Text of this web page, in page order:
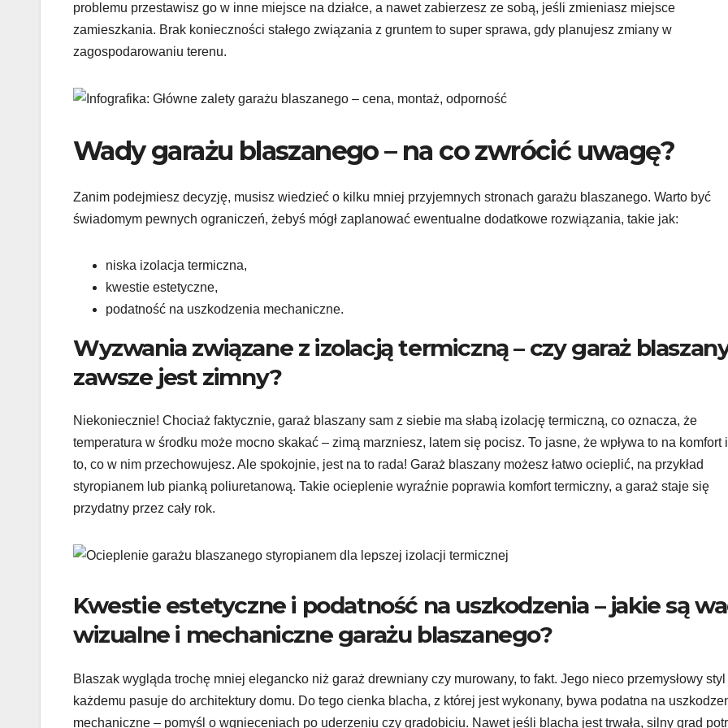
problemu przestawisz go w inne miejsce na działce, a nawet zabierzesz ze sobą, jeśli zmieniasz miejsce
zamieszkania. Brak konieczności stałego związania z gruntem to super sprawa, gdy planujesz zmiany w
zagospodarowaniu terenu.
Wady garażu blaszanego – na co zwrócić uwagę?
Zanim podejmiesz decyzję, musisz wiedzieć o kilku mniej przyjemnych stronach garażu blaszanego. Warto być
świadomym pewnych ograniczeń, żebyś mógł zaplanować ewentualne dodatkowe rozwiązania, takie jak:
niska izolacja termiczna,
kwestie estetyczne,
podatność na uszkodzenia mechaniczne.
Wyzwania związane z izolacją termiczną – czy garaż
zawsze jest zimny?
Niekoniecznie! Chociaż faktycznie, garaż blaszany sam z siebie ma słabą izolację termiczną, co oznacza, że
temperatura w środku może mocno skakać – zimą marzniesz, latem się pocisz. To jasne, że wpływa to na komfort
to, co w nim przechowujesz. Ale spokojnie, jest na to rada! Garaż blaszany możesz łatwo ocieplić, na przykład
styropianem lub pianką poliuretanową. Takie ocieplenie wyraźnie poprawia komfort termiczny, a garaż staje się
przydatny przez cały rok.
Kwestie estetyczne i podatność na uszkodzenia – jakie są
wizualne i mechaniczne garażu blaszanego?
Blaszak wygląda trochę mniej elegancko niż garaż drewniany czy murowany, to fakt. Jego nieco przemysłowy
każdemu pasuje do architektury domu. Do tego cienka blacha, z której jest wykonany, bywa podatna na
mechaniczne – pomyśl o wgnieceniach po uderzeniu czy gradobiciu. Nawet jeśli blacha jest trwała, silny grad